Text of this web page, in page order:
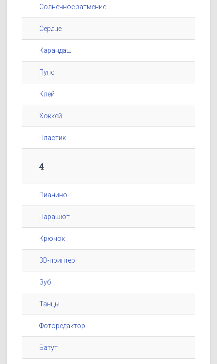
Солнечное затмение
Сердце
Карандаш
Пупс
Клей
Хоккей
Пластик
4
Пианино
Парашют
Крючок
3D-принтер
Зуб
Танцы
Фоторедактор
Батут